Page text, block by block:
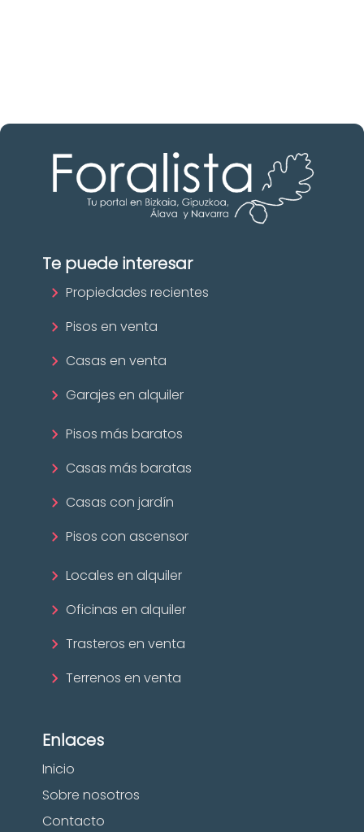
Te puede interesar
Propiedades recientes
Pisos en venta
Casas en venta
Garajes en alquiler
Pisos más baratos
Casas más baratas
Casas con jardín
Pisos con ascensor
Locales en alquiler
Oficinas en alquiler
Trasteros en venta
Terrenos en venta
Enlaces
Inicio
Sobre nosotros
Contacto